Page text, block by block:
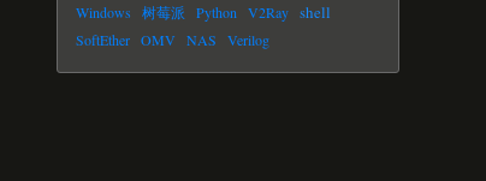
Windows
树莓派 Python V2Ray shell
SoftEther OMV NAS Verilog